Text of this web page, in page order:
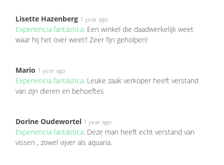
Lisette Hazenberg 1 year ago
Experiencia fantástica: Een winkel die daadwerkelijk weet
waar hij het over weet!! Zeer fijn geholpen!
Mario 1 year ago
Experiencia fantástica: Leuke zaak verkoper heeft verstand
van zijn dieren en behoeftes
Dorine Oudewortel 1 year ago
Experiencia fantástica: Deze man heeft echt verstand van
vissen , zowel vijver als aquaria.